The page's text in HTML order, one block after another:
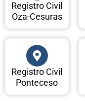
Registro Civil
Oza-Cesuras
Registro Civil
Ponteceso